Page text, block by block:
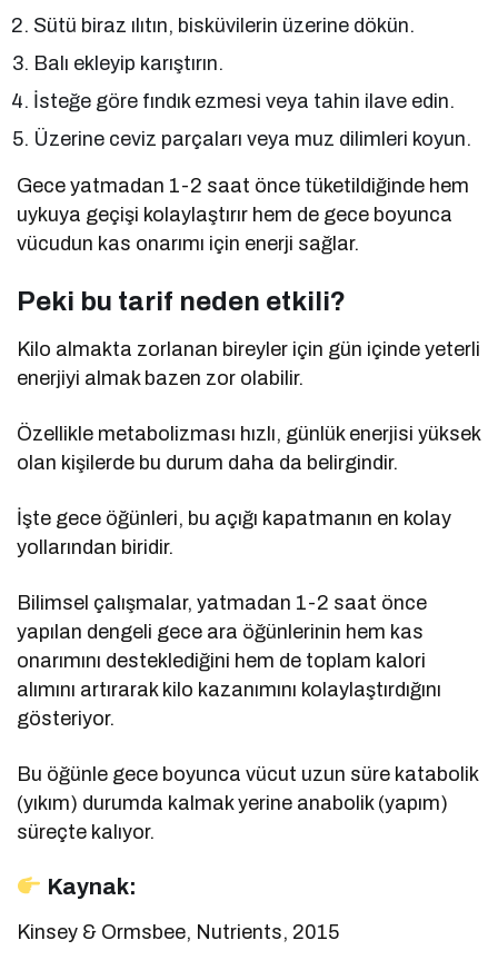
Sütü biraz ılıtın, bisküvilerin üzerine dökün.
Balı ekleyip karıştırın.
İsteğe göre fındık ezmesi veya tahin ilave edin.
Üzerine ceviz parçaları veya muz dilimleri koyun.
Gece yatmadan 1-2 saat önce tüketildiğinde hem
uykuya geçişi kolaylaştırır hem de gece boyunca
vücudun kas onarımı için enerji sağlar.
Peki bu tarif neden etkili?
Kilo almakta zorlanan bireyler için gün içinde yeterli
enerjiyi almak bazen zor olabilir.
Özellikle metabolizması hızlı, günlük enerjisi yüksek
olan kişilerde bu durum daha da belirgindir.
İşte gece öğünleri, bu açığı kapatmanın en kolay
yollarından biridir.
Bilimsel çalışmalar, yatmadan 1-2 saat önce
yapılan dengeli gece ara öğünlerinin hem kas
onarımını desteklediğini hem de toplam kalori
alımını artırarak kilo kazanımını kolaylaştırdığını
gösteriyor.
Bu öğünle gece boyunca vücut uzun süre katabolik
(yıkım) durumda kalmak yerine anabolik (yapım)
süreçte kalıyor.
Kaynak:
Kinsey & Ormsbee, Nutrients, 2015